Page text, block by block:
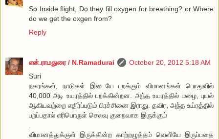
So Inside flight, Do they fill oxygen for breathing? or Where
do we get the oxgen from?
Reply
என்.ராமதுரை / N.Ramadurai
October 20, 2012 5:18 AM
Suri
நகரங்கள், நாடுகள் இடையே பறக்கும் விமானங்கள் பொதுவில்
40,000 அடி உயரத்தில் பறக்கின்றன. அந்த உயரத்தில் மழை, புயல்
ஆகியவற்றை எதிர்ப்படும் பிரச்சினை இராது. தவிர, அந்த உய்ரத்தில்
பறப்பதால் எரிபொருள் செலவு குறைவாக இருக்கும்
விமானத்துக்குள் இருக்கின்ற காற்றழுத்தம் வெளியே இருப்பதை